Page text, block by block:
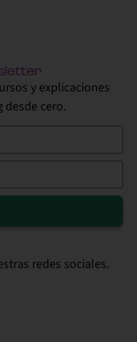
y explicaciones
cero.
redes sociales.